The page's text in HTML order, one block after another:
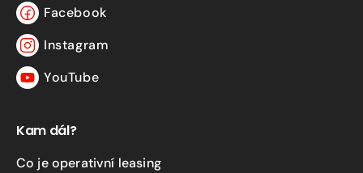
Facebook
Facebook
Instagram
Instagram
YouTubeYouTube
Kam dál?
Co je operativní leasing